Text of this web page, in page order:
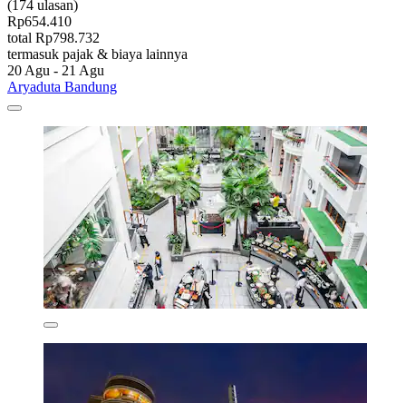
(174 ulasan)
Rp654.410
total Rp798.732
termasuk pajak & biaya lainnya
20 Agu - 21 Agu
Aryaduta Bandung